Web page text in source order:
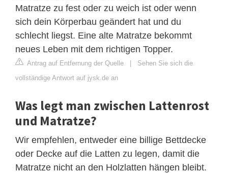
Matratze zu fest oder zu weich ist oder wenn
sich dein Körperbau geändert hat und du
schlecht liegst. Eine alte Matratze bekommt
neues Leben mit dem richtigen Topper.
Antrag auf Entfernung der Quelle | Sehen Sie sich die
vollständige Antwort auf jysk.de an
Was legt man zwischen Lattenrost
und Matratze?
Wir empfehlen, entweder eine billige Bettdecke
oder Decke auf die Latten zu legen, damit die
Matratze nicht an den Holzlatten hängen bleibt.